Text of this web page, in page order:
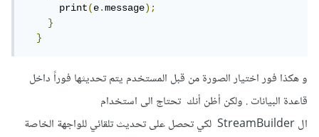
      print
(e.message);
}
}
و هكذا فور اختيار الصورة من قبل المستخدم يتم تحديثها فوراً داخل
قاعدة البيانات . ولكن أظن أنك تحتاج الى استخدام
ال StreamBuilder لكي تحصل على تحديث تلقائي للواجهة الخاصة